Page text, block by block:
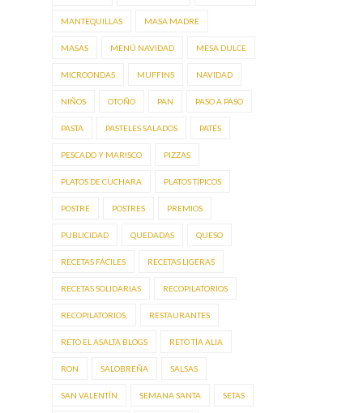
MANTEQUILLAS MASA MADRE
MASAS MENÚ NAVIDAD MESA DULCE
MICROONDAS MUFFINS NAVIDAD
NIÑOS OTOÑO PAN PASO A PASO
PASTA PASTELES SALADOS PATÉS
PESCADO Y MARISCO PIZZAS
PLATOS DE CUCHARA PLATOS TÍPICOS
POSTRE POSTRES PREMIOS
PUBLICIDAD QUEDADAS QUESO
RECETAS FÁCILES RECETAS LIGERAS
RECETAS SOLIDARIAS RECOPILATORIOS
RECOPILATORIOS. RESTAURANTES
RETO EL ASALTA BLOGS RETO TÍA ALIA
RON SALOBREÑA SALSAS
SAN VALENTÍN SEMANA SANTA SETAS